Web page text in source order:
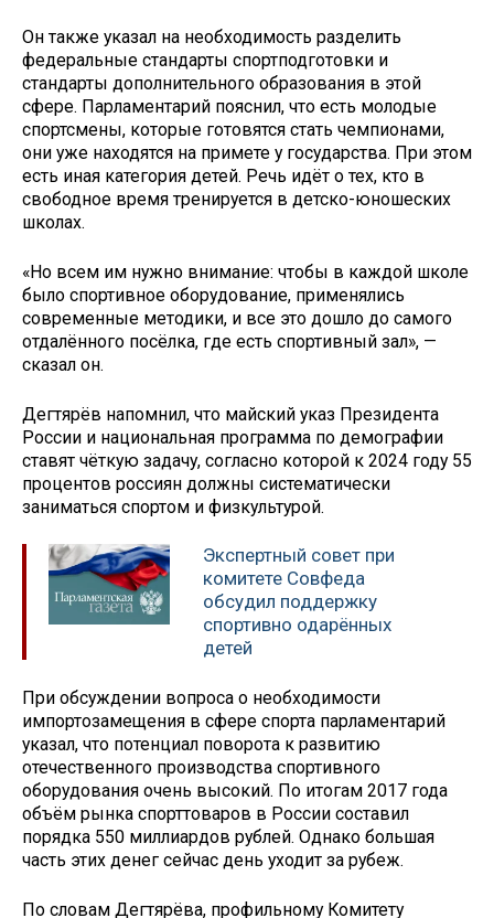
Он также указал на необходимость разделить
федеральные стандарты спортподготовки и
стандарты дополнительного образования в этой
сфере. Парламентарий пояснил, что есть молодые
спортсмены, которые готовятся стать чемпионами,
они уже находятся на примете у государства. При этом
есть иная категория детей. Речь идёт о тех, кто в
свободное время тренируется в детско-юношеских
школах.
«Но всем им нужно внимание: чтобы в каждой школе
было спортивное оборудование, применялись
современные методики, и все это дошло до самого
отдалённого посёлка, где есть спортивный зал», —
сказал он.
Дегтярёв напомнил, что майский указ Президента
России и национальная программа по демографии
ставят чёткую задачу, согласно которой к 2024 году 55
процентов россиян должны систематически
заниматься спортом и физкультурой.
Экспертный совет при
комитете Совфеда
обсудил поддержку
спортивно одарённых
детей
При обсуждении вопроса о необходимости
импортозамещения в сфере спорта парламентарий
указал, что потенциал поворота к развитию
отечественного производства спортивного
оборудования очень высокий. По итогам 2017 года
объём рынка спорттоваров в России составил
порядка 550 миллиардов рублей. Однако большая
часть этих денег сейчас день уходит за рубеж.
По словам Дегтярёва, профильному Комитету